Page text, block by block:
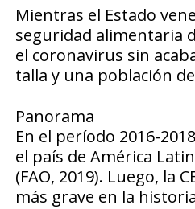
Mientras el Estado
seguridad alimentaria
el coronavirus sin
talla y una población
Panorama
En el período 2016-
el país de América
(FAO, 2019). Luego, la
más grave en la